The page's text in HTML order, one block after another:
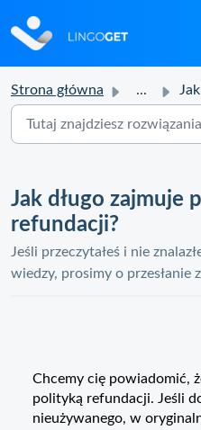
Strona główna ... Jak
Jak długo zajmuje
refundacji?
Jeśli przeczytałeś i nie
wiedzy, prosimy o przesłanie
Chcemy cię powiadomić,
polityką refundacji. Jeśli
nieużywanego, w